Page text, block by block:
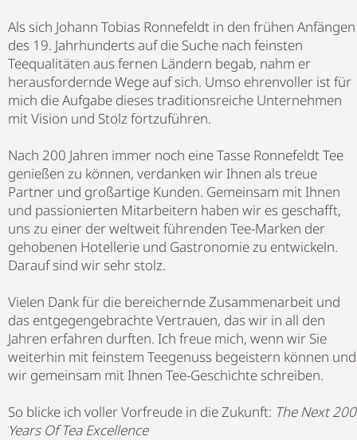
Als sich Johann Tobias Ronnefeldt in den frühen Anfängen
des 19. Jahrhunderts auf die Suche nach feinsten
Teequalitäten aus fernen Ländern begab, nahm er
herausfordernde Wege auf sich. Umso ehrenvoller ist für
mich die Aufgabe dieses traditionsreiche Unternehmen
mit Vision und Stolz fortzuführen.
Nach 200 Jahren immer noch eine Tasse Ronnefeldt Tee
genießen zu können, verdanken wir Ihnen als treue
Partner und großartige Kunden. Gemeinsam mit Ihnen
und passionierten Mitarbeitern haben wir es geschafft,
uns zu einer der weltweit führenden Tee-Marken der
gehobenen Hotellerie und Gastronomie zu entwickeln.
Darauf sind wir sehr stolz.
Vielen Dank für die bereichernde Zusammenarbeit und
das entgegengebrachte Vertrauen, das wir in all den
Jahren erfahren durften. Ich freue mich, wenn wir Sie
weiterhin mit feinstem Teegenuss begeistern können und
wir gemeinsam mit Ihnen Tee-Geschichte schreiben.
So blicke ich voller Vorfreude in die Zukunft: The Next 200
Years Of Tea Excellence